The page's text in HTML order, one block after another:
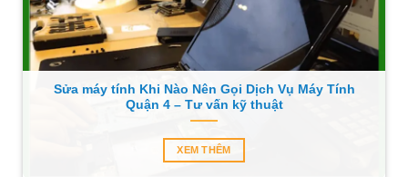
Sửa máy tính Khi Nào Nên Gọi Dịch Vụ Máy Tính
Quận 4 – Tư vấn kỹ thuật
XEM THÊM